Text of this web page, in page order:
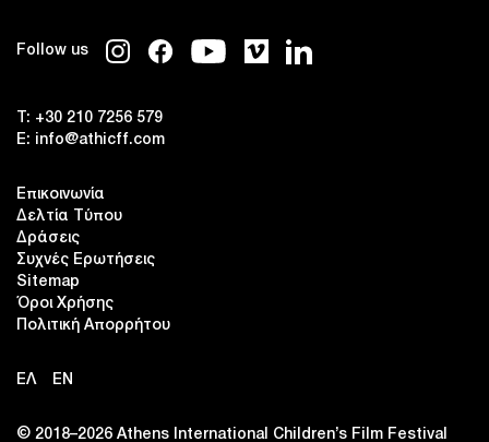
Follow us
T: +30 210 7256 579
E: info@athicff.com
Επικοινωνία
Δελτία Τύπου
Δράσεις
Συχνές Ερωτήσεις
Sitemap
Όροι Χρήσης
Πολιτική Απορρήτου
ΕΛ EN
© 2018–2026 Αthens International Children’s Film Festival